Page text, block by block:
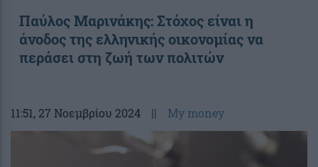
Παύλος Μαρινάκης: Στόχος είναι η
άνοδος της ελληνικής οικονομίας να
περάσει στη ζωή των πολιτών
11:51, 27 Νοεμβρίου 2024 || My money